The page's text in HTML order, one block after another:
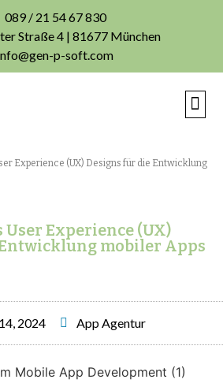
089 / 21 54 67 830
Straße 4 | 81677 München
p-soft.com
Experience (UX) Designs für die Entwicklung
Experience (UX)
mobiler Apps
2024 App Agentur